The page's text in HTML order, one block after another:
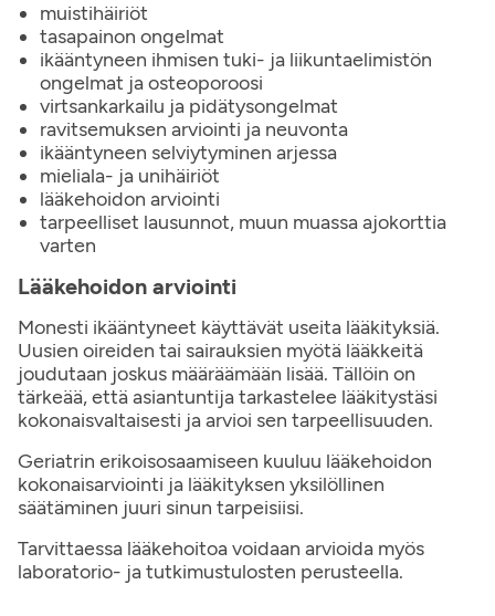
muistihäiriöt
tasapainon ongelmat
ikääntyneen ihmisen tuki- ja liikuntaelimistön
ongelmat ja osteoporoosi
virtsankarkailu ja pidätysongelmat
ravitsemuksen arviointi ja neuvonta
ikääntyneen selviytyminen arjessa
mieliala- ja unihäiriöt
lääkehoidon arviointi
tarpeelliset lausunnot, muun muassa ajokorttia
varten
Lääkehoidon arviointi
Monesti ikääntyneet käyttävät useita lääkityksiä.
Uusien oireiden tai sairauksien myötä lääkkeitä
joudutaan joskus määräämään lisää. Tällöin on
tärkeää, että asiantuntija tarkastelee lääkitystäsi
kokonaisvaltaisesti ja arvioi sen tarpeellisuuden.
Geriatrin erikoisosaamiseen kuuluu lääkehoidon
kokonaisarviointi ja lääkityksen yksilöllinen
säätäminen juuri sinun tarpeisiisi.
Tarvittaessa lääkehoitoa voidaan arvioida myös
laboratorio- ja tutkimustulosten perusteella.